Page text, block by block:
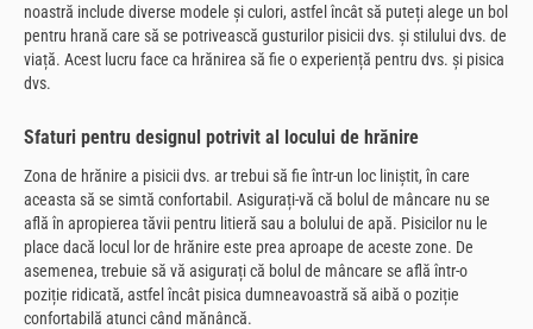
noastră include diverse modele și culori, astfel încât să puteți alege un bol
pentru hrană care să se potrivească gusturilor pisicii dvs. și stilului dvs. de
viață. Acest lucru face ca hrănirea să fie o experiență pentru dvs. și pisica
dvs.
Sfaturi pentru designul potrivit al locului de hrănire
Zona de hrănire a pisicii dvs. ar trebui să fie într-un loc liniștit, în care
aceasta să se simtă confortabil. Asigurați-vă că bolul de mâncare nu se
află în apropierea tăvii pentru litieră sau a bolului de apă. Pisicilor nu le
place dacă locul lor de hrănire este prea aproape de aceste zone. De
asemenea, trebuie să vă asigurați că bolul de mâncare se află într-o
poziție ridicată, astfel încât pisica dumneavoastră să aibă o poziție
confortabilă atunci când mănâncă.